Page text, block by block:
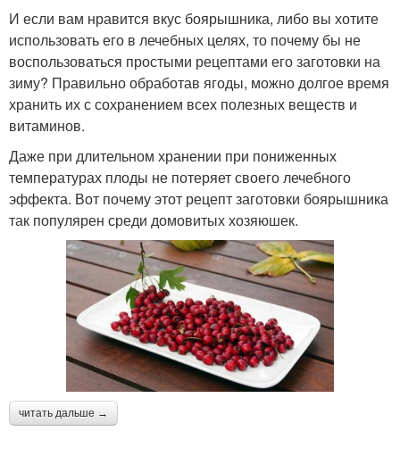
И если вам нравится вкус боярышника, либо вы хотите
использовать его в лечебных целях, то почему бы не
воспользоваться простыми рецептами его заготовки на
зиму? Правильно обработав ягоды, можно долгое время
хранить их с сохранением всех полезных веществ и
витаминов.
Даже при длительном хранении при пониженных
температурах плоды не потеряет своего лечебного
эффекта. Вот почему этот рецепт заготовки боярышника
так популярен среди домовитых хозяюшек.
читать дальше →